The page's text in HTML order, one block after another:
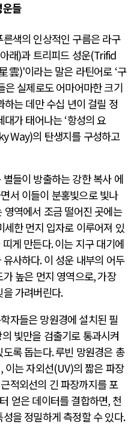
들
색의 인상적인 구름은 라구
래)과 트리피드 성운(Trifid
雲)'이라는 말은 라틴어로 ‘구
은 실제로도 어마어마한 크기
하는 데만 수십 년이 걸릴 정
대가 태어나는‘항성의 요
Way)의 탄생지를 구성하고
들이 방출하는 강한 복사 에
서 이들이 분홍빛으로 빛나
영역에서 조금 떨어진 곳에는
세한 먼지 입자로 이루어져 있
게 만든다.이는 지구 대기에
유사하다.이 성운 내부의 어두
높은 먼지 영역으로,가장
가려버린다.
자들은 망원경에 설치된 필
빛만을 검출기로 통과시켜
록 돕는다.루빈 망원경은 총
, 이는 자외선(UV)의 짧은 파장
적외선의 긴 파장까지를 포
얻은 데이터를 결합하면, 천
을 정밀하게 측정할 수 있다.